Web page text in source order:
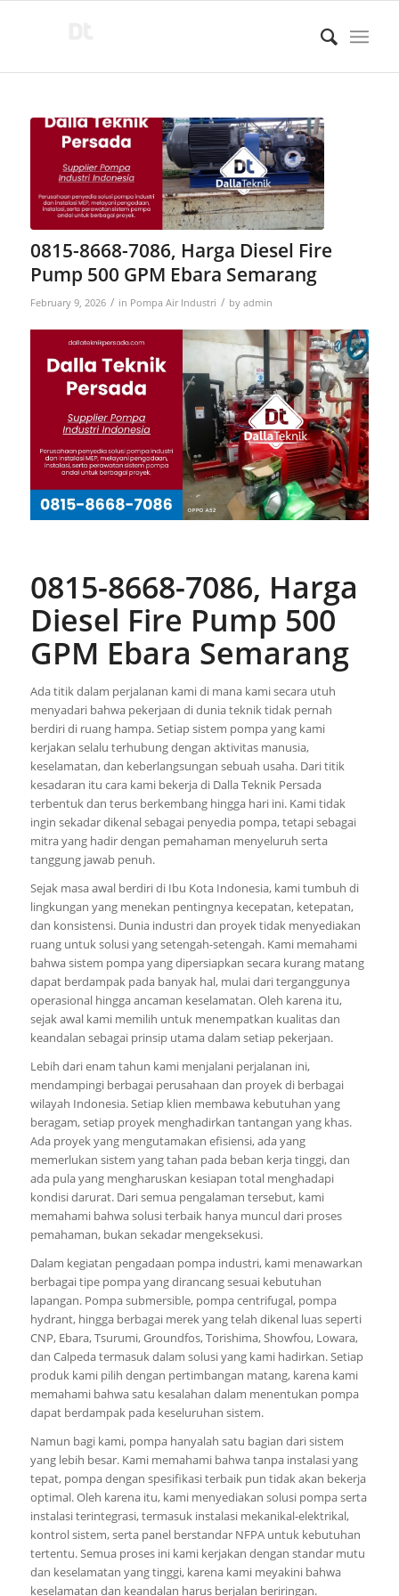
0815-8668-7086, Harga Diesel Fire
Pump 500 GPM Ebara Semarang
February 9, 2026 / in Pompa Air Industri / by admin
0815-8668-7086, Harga
Diesel Fire Pump 500
GPM Ebara Semarang
Ada titik dalam perjalanan kami di mana kami secara utuh
menyadari bahwa pekerjaan di dunia teknik tidak pernah
berdiri di ruang hampa. Setiap sistem pompa yang kami
kerjakan selalu terhubung dengan aktivitas manusia,
keselamatan, dan keberlangsungan sebuah usaha. Dari titik
kesadaran itu cara kami bekerja di Dalla Teknik Persada
terbentuk dan terus berkembang hingga hari ini. Kami tidak
ingin sekadar dikenal sebagai penyedia pompa, tetapi sebagai
mitra yang hadir dengan pemahaman menyeluruh serta
tanggung jawab penuh.
Sejak masa awal berdiri di Ibu Kota Indonesia, kami tumbuh di
lingkungan yang menekan pentingnya kecepatan, ketepatan,
dan konsistensi. Dunia industri dan proyek tidak menyediakan
ruang untuk solusi yang setengah-setengah. Kami memahami
bahwa sistem pompa yang dipersiapkan secara kurang matang
dapat berdampak pada banyak hal, mulai dari terganggunya
operasional hingga ancaman keselamatan. Oleh karena itu,
sejak awal kami memilih untuk menempatkan kualitas dan
keandalan sebagai prinsip utama dalam setiap pekerjaan.
Lebih dari enam tahun kami menjalani perjalanan ini,
mendampingi berbagai perusahaan dan proyek di berbagai
wilayah Indonesia. Setiap klien membawa kebutuhan yang
beragam, setiap proyek menghadirkan tantangan yang khas.
Ada proyek yang mengutamakan efisiensi, ada yang
memerlukan sistem yang tahan pada beban kerja tinggi, dan
ada pula yang mengharuskan kesiapan total menghadapi
kondisi darurat. Dari semua pengalaman tersebut, kami
memahami bahwa solusi terbaik hanya muncul dari proses
pemahaman, bukan sekadar mengeksekusi.
Dalam kegiatan pengadaan pompa industri, kami menawarkan
berbagai tipe pompa yang dirancang sesuai kebutuhan
lapangan. Pompa submersible, pompa centrifugal, pompa
hydrant, hingga berbagai merek yang telah dikenal luas seperti
CNP, Ebara, Tsurumi, Groundfos, Torishima, Showfou, Lowara,
dan Calpeda termasuk dalam solusi yang kami hadirkan. Setiap
produk kami pilih dengan pertimbangan matang, karena kami
memahami bahwa satu kesalahan dalam menentukan pompa
dapat berdampak pada keseluruhan sistem.
Namun bagi kami, pompa hanyalah satu bagian dari sistem
yang lebih besar. Kami memahami bahwa tanpa instalasi yang
tepat, pompa dengan spesifikasi terbaik pun tidak akan bekerja
optimal. Oleh karena itu, kami menyediakan solusi pompa serta
instalasi terintegrasi, termasuk instalasi mekanikal-elektrikal,
kontrol sistem, serta panel berstandar NFPA untuk kebutuhan
tertentu. Semua proses ini kami kerjakan dengan standar mutu
dan keselamatan yang tinggi, karena kami meyakini bahwa
keselamatan dan keandalan harus berjalan beriringan.